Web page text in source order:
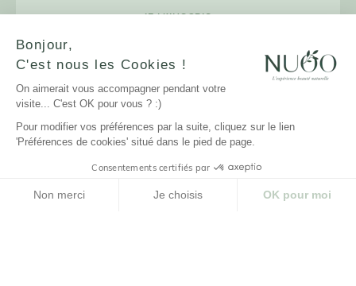
LA MARQUE
NUOO ET VOUS
JE M'INSCRIS
Bonjour,
C'est nous les Cookies !
On aimerait vous accompagner pendant votre
visite... C'est OK pour vous ? :)
Pour modifier vos préférences par la suite, cliquez sur le lien
'Préférences de cookies' situé dans le pied de page.
Consentements certifiés par
Non merci Je choisis OK pour moi